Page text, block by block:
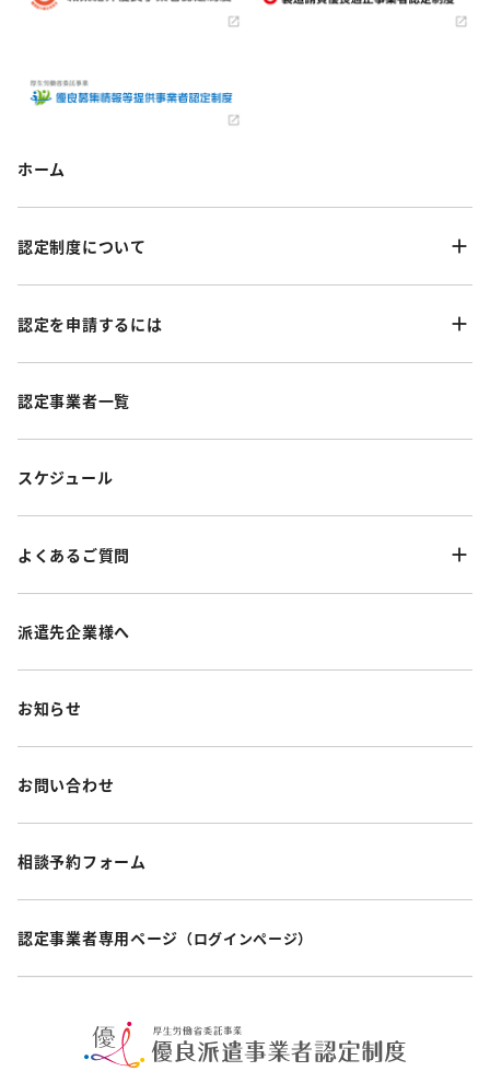
ホーム
認定制度について
認定を申請するには
認定事業者一覧
スケジュール
よくあるご質問
派遣先企業様へ
お知らせ
お問い合わせ
相談予約フォーム
認定事業者専用ページ （ログインページ）